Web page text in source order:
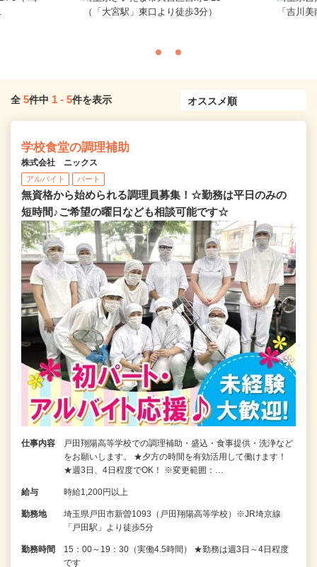
（「大宮駅」東口より徒歩3分）
「吉川
全 5件中 1 - 5件を表示
学校食堂の調理補助
株式会社 ニックス
アルバイト パート
無資格から始められる調理員募集！☆勤務は平日のみの
短時間♪ご希望の曜日なども相談可能です☆
仕事内容
戸田翔陽高等学校での調理補助・盛込・食事提供・洗浄など
をお願いします。 ★夕方の時間を有効活用して働けます！
★週3日、4日程度でOK！ ※変更範囲：…
給与 時給1,200円以上
勤務地
埼玉県戸田市新曽1093（戸田翔陽高等学校）※JR埼京線
「戸田駅」より徒歩5分
勤務時間
15：00～19：30（実働4.5時間） ★勤務は週3日～4日程度
です